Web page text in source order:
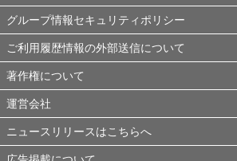
グループ情報セキュリティポリシー
ご利用履歴情報の外部送信について
著作権について
運営会社
ニュースリリースはこちらへ